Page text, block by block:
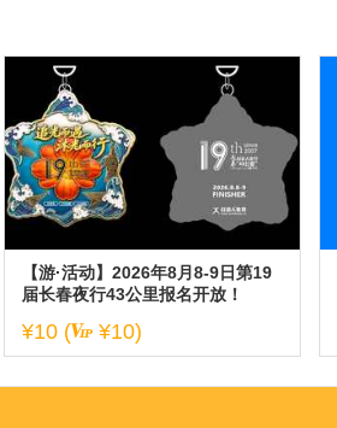
【游·活动】2026年8月8-9日第19
届长春夜行43公里报名开放！
¥10 ( ¥10)